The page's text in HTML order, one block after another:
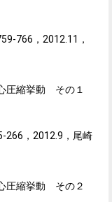
766，2012.11，
心圧縮挙動 その１
266，2012.9，尾崎
心圧縮挙動 その２